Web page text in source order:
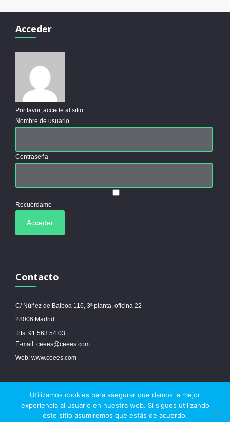
Acceder
Por favor, accede al sitio.
Nombre de usuario
Contraseña
Recuérdame
Contacto
C/ Núñez de Balboa 116, 3ª planta, oficina 22
28006 Madrid
Tlfs: 91 563 54 03
E-mail: ceees@ceees.com
Web: www.ceees.com
© 2017 Ceees - Sitio web desarrollado por espa.es-Aviso legal -Política de
Utilizamos cookies para asegurar que damos la mejor
experiencia al usuario en nuestra web. Si sigues utilizando
este sitio asumiremos que estás de acuerdo.